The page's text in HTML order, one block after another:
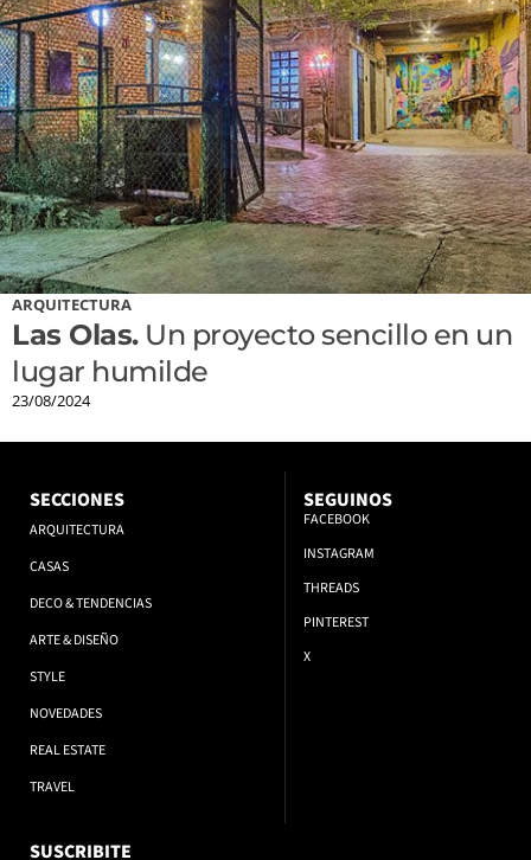
ARQUITECTURA
Las Olas.Un proyecto sencillo en un
lugar humilde
23/08/2024
SECCIONES
ARQUITECTURA
CASAS
DECO & TENDENCIAS
ARTE & DISEÑO
STYLE
NOVEDADES
REAL ESTATE
TRAVEL
SEGUINOS
FACEBOOK
INSTAGRAM
THREADS
PINTEREST
X
SUSCRIBITE